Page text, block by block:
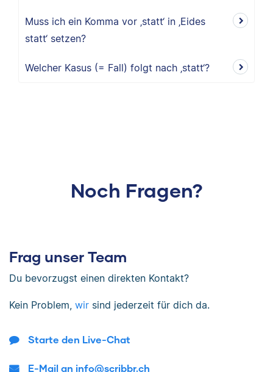
Muss ich ein Komma vor ‚statt‘ in ‚Eides
statt‘ setzen?
Welcher Kasus (= Fall) folgt nach ‚statt‘?
Noch Fragen?
Frag unser Team
Du bevorzugst einen direkten Kontakt?
Kein Problem, wir sind jederzeit für dich da.
Starte den Live-Chat
E-Mail an info@scribbr.ch